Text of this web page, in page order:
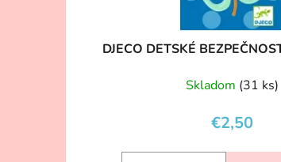
DJECO DETSKÉ
Skladom (31 ks)
€2,50